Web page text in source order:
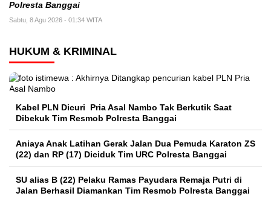
Polresta Banggai
Sabtu, 8 Agu 2026 - 01:34 WITA
HUKUM & KRIMINAL
Kabel PLN Dicuri Pria Asal Nambo Tak Berkutik Saat
Dibekuk Tim Resmob Polresta Banggai
Aniaya Anak Latihan Gerak Jalan Dua Pemuda Karaton ZS
(22) dan RP (17) Diciduk Tim URC Polresta Banggai
SU alias B (22) Pelaku Ramas Payudara Remaja Putri di
Jalan Berhasil Diamankan Tim Resmob Polresta Banggai